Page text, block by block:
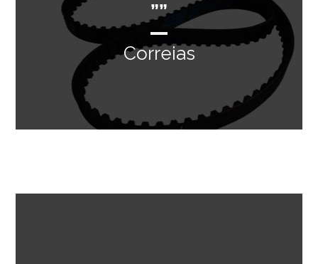
””
Correias